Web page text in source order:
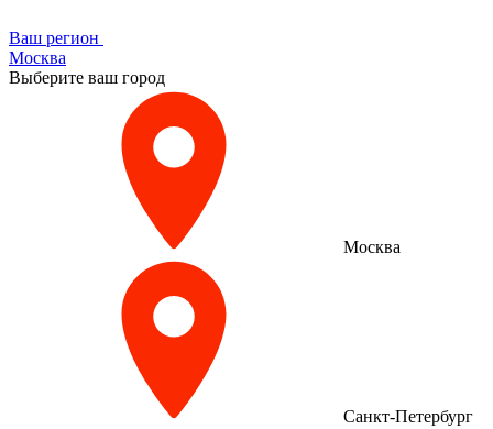
Ваш регион
Москва
Выберите ваш город
Москва
Санкт-Петербург